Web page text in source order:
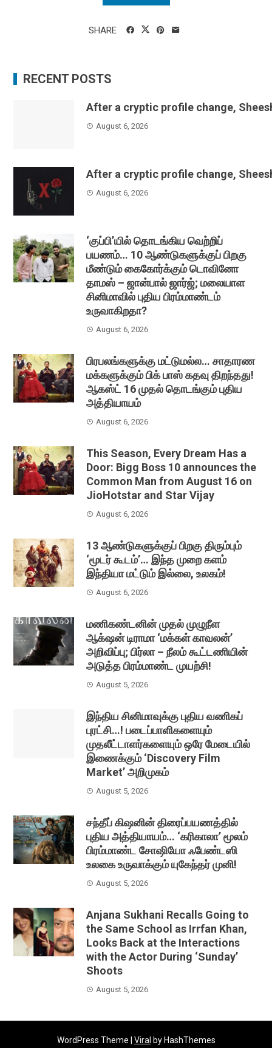
SHARE
RECENT POSTS
After a cryptic profile change,
August 6, 2026
After a cryptic profile change,
August 6, 2026
‘குப்பி’யில் தொடங்கிய வெற்றிப்
பயணம்… 10 ஆண்டுகளுக்குப் பிறகு
மீண்டும் கைகோர்க்கும் டொவினோ
தாமஸ் – ஜான்பால் ஜார்ஜ்; மலையாள
சினிமாவில் புதிய பிரம்மாண்டம்
உருவாகிறதா?
August 6, 2026
பிரபலங்களுக்கு மட்டுமல்ல… சாதாரண
மக்களுக்கும் பிக் பாஸ் கதவு திறந்தது!
ஆகஸ்ட் 16 முதல் தொடங்கும் புதிய
அத்தியாயம்
August 6, 2026
This Season, Every Dream Has a
Door: Bigg Boss 10 announces the
Common Man from August 16 on
JioHotstar and Star Vijay
August 6, 2026
13 ஆண்டுகளுக்குப் பிறகு திரும்பும்
‘மூடர் கூடம்’… இந்த முறை களம்
இந்தியா மட்டும் இல்லை, உலகம்!
August 6, 2026
மணிகண்டனின் முதல் முழுநீள
ஆக்‌ஷன் டிராமா ‘மக்கள் காவலன்’
அறிவிப்பு; பிர்லா – நீலம் கூட்டணியின்
அடுத்த பிரம்மாண்ட முயற்சி!
August 5, 2026
இந்திய சினிமாவுக்கு புதிய வணிகப்
புரட்சி…! படைப்பாளிகளையும்
முதலீட்டாளர்களையும் ஒரே மேடையில்
இணைக்கும் ‘Discovery Film
Market’ அறிமுகம்
August 5, 2026
சந்தீப் கிஷனின் திரைப்பயணத்தில்
புதிய அத்தியாயம்… ‘கரிகாலா’ மூலம்
பிரம்மாண்ட சோஷியோ ஃபேண்டஸி
உலகை உருவாக்கும் யுகேந்தர் முனி!
August 5, 2026
Anjana Sukhani Recalls Going to
the Same School as Irrfan Khan,
Looks Back at the Interactions
with the Actor During ‘Sunday’
Shoots
August 5, 2026
WordPress Theme | Viral by HashThemes